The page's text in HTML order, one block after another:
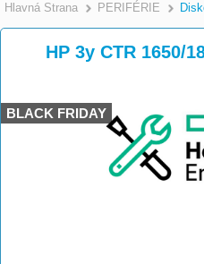
Hlavná Strana >
PERIFÉRIE
HP 3y CTR 1650/
BLACK FRIDAY